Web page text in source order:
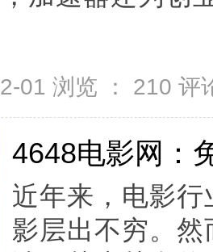
01 浏览 ： 210 评
4648电影网：
近年来，电影
影层出不穷。